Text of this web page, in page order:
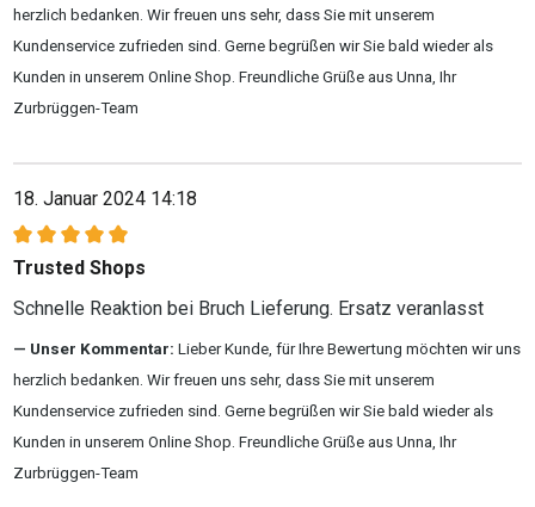
herzlich bedanken. Wir freuen uns sehr, dass Sie mit unserem
Kundenservice zufrieden sind. Gerne begrüßen wir Sie bald wieder als
Kunden in unserem Online Shop. Freundliche Grüße aus Unna, Ihr
Zurbrüggen-Team
18. Januar 2024 14:18
Bewertung mit 5 von 5 Sternen
Trusted Shops
Schnelle Reaktion bei Bruch Lieferung. Ersatz veranlasst
Unser Kommentar: Lieber Kunde, für Ihre Bewertung möchten wir uns
herzlich bedanken. Wir freuen uns sehr, dass Sie mit unserem
Kundenservice zufrieden sind. Gerne begrüßen wir Sie bald wieder als
Kunden in unserem Online Shop. Freundliche Grüße aus Unna, Ihr
Zurbrüggen-Team